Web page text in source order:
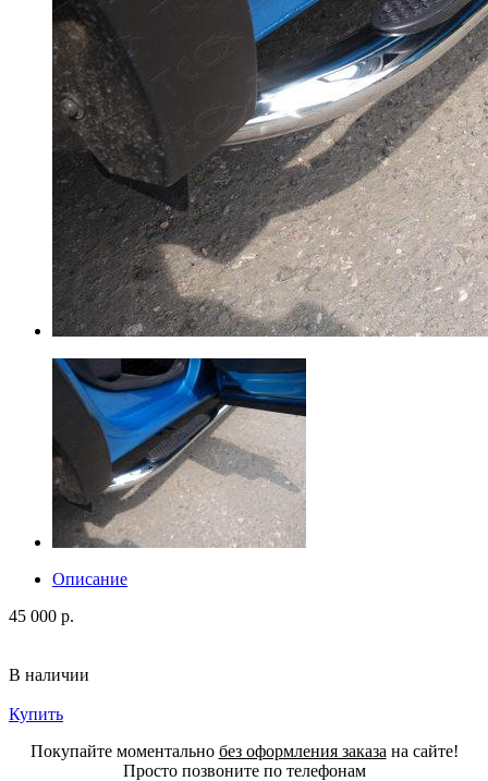
Описание
45 000 р.
В наличии
Купить
Покупайте моментально без оформления заказа на сайте!
Просто позвоните по телефонам